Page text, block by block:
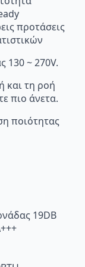
προτάσεις
130 ~ 270V.
και τη ροή
πιο άνετα.
ποιότητας
19DB